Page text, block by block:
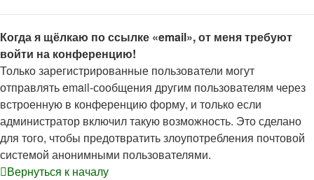
Когда я щёлкаю по ссылке «email», от меня требуют
войти на конференцию!
Только зарегистрированные пользователи могут
отправлять email-сообщения другим пользователям через
встроенную в конференцию форму, и только если
администратор включил такую возможность. Это сделано
для того, чтобы предотвратить злоупотребления почтовой
системой анонимными пользователями.
Вернуться к началу